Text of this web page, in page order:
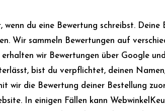
wenn du eine Bewertung schreibst.
Wir sammeln Bewertungen auf
wir Bewertungen über Google
bist du verpflichtet, deinen
wir die Bewertung deiner Bestellung
In einigen Fällen kann